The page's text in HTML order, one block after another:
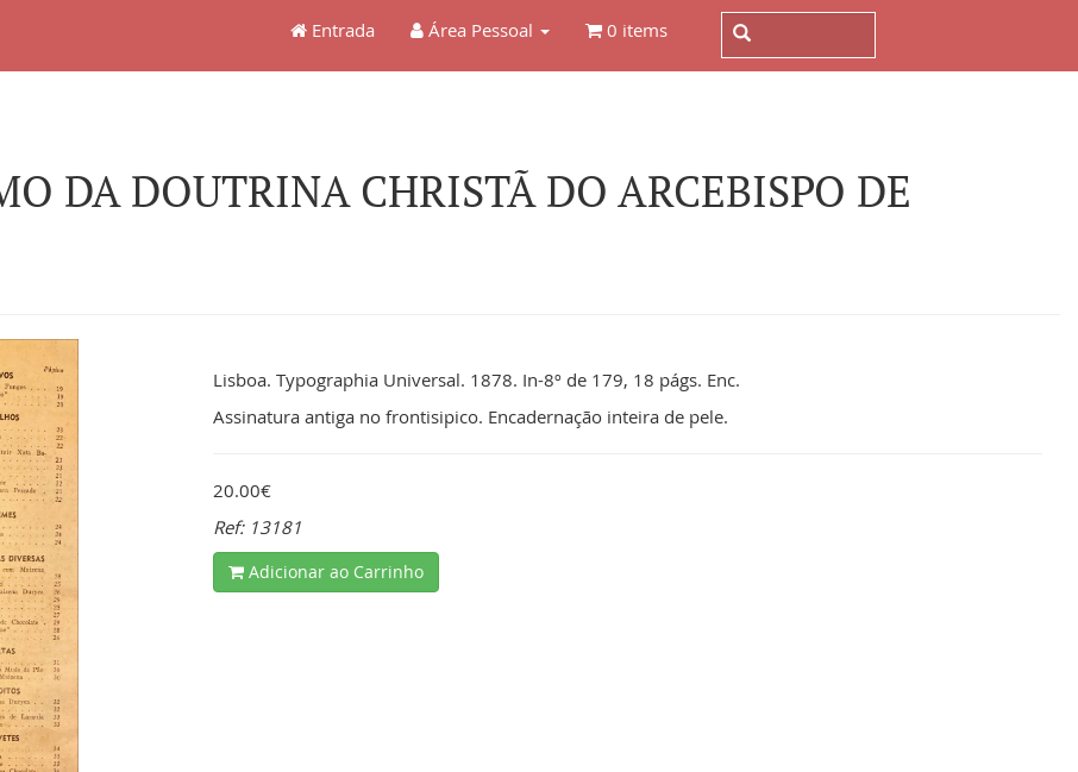
Entrada Área Pessoal 0 items
DA DOUTRINA CHRISTÃ DO ARCEBISPO DE
Lisboa. Typographia Universal. 1878. In-8º de 179, 18 págs. Enc.
Assinatura antiga no frontisipico. Encadernação inteira de pele.
20.00€
Ref: 13181
Adicionar ao Carrinho